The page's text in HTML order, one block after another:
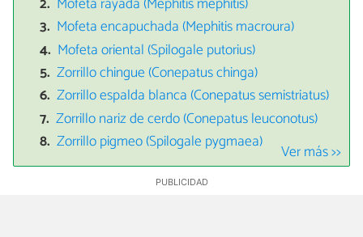
Mofeta encapuchada (Mephitis macroura)
Mofeta oriental (Spilogale putorius)
Zorrillo chingue (Conepatus chinga)
Zorrillo espalda blanca (Conepatus semistriatus)
Zorrillo nariz de cerdo (Conepatus leuconotus)
Zorrillo pigmeo (Spilogale pygmaea)
Ver más >>